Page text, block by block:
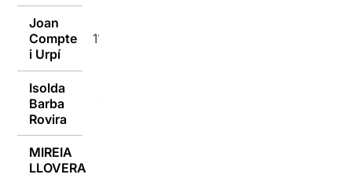
Joan
Compte
i Urpí
11/01/2016
Isolda
Barba
Rovira
11/01/2016
MIREIA
LLOVERA